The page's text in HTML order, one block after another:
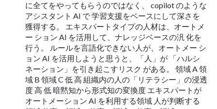
に全てをやってもらうのではなく、 copilot のような
アシスタント AI で 学習⽀援をベースにして深さを
獲得する。 エキスパートタイプの⼈材は、オートメ
ー ション AI を活⽤して、ナレッジベースの汎 化を
⾏う。 ルールを⾔語化できない⼈が、オートメー シ
ョン AI を活⽤しようと思うと、「⼈」が 「ハルシ
ネーション」を引き起こすリスク がある。 領域 A 領
域 B 領域 C 低 ⾼ 組織内の⼈の「リテラシー」の浸透
度 ⾼ 低 暗黙知から形式知の変換度 エキスパートが
オートメーション AI を利⽤する領域 ⼈が判断する